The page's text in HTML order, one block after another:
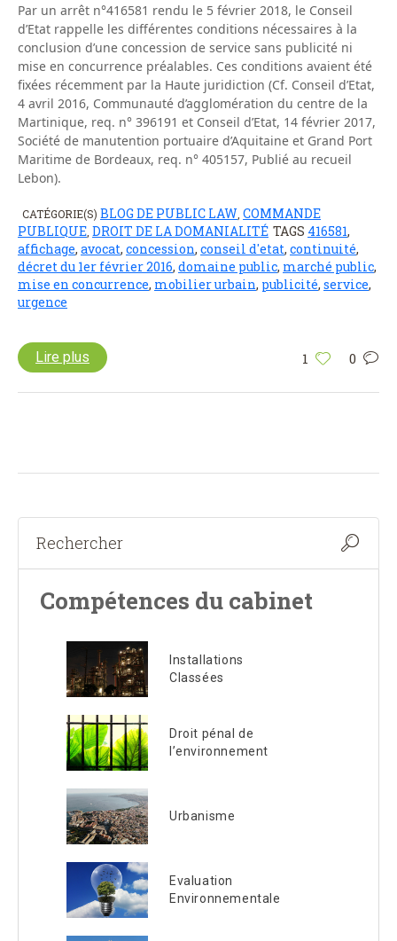
Par un arrêt n°416581 rendu le 5 février 2018, le Conseil
d’Etat rappelle les différentes conditions nécessaires à la
conclusion d’une concession de service sans publicité ni
mise en concurrence préalables. Ces conditions avaient été
fixées récemment par la Haute juridiction (Cf. Conseil d’Etat,
4 avril 2016, Communauté d’agglomération du centre de la
Martinique, req. n° 396191 et Conseil d’Etat, 14 février 2017,
Société de manutention portuaire d’Aquitaine et Grand Port
Maritime de Bordeaux, req. n° 405157, Publié au recueil
Lebon).
CATÉGORIE(S) BLOG DE PUBLIC LAW COMMANDE
PUBLIQUE DROIT DE LA DOMANIALITÉ TAGS 416581,
affichage, avocat, concession, conseil d'etat, continuité,
décret du 1er février 2016, domaine public, marché public,
mise en concurrence, mobilier urbain, publicité, service,
urgence
1 0
Lire plus
Compétences du cabinet
Installations
Classées
Droit pénal de
l’environnement
Urbanisme
Evaluation
Environnementale